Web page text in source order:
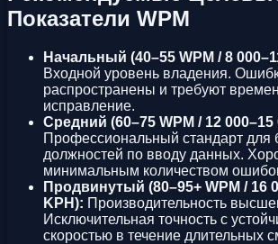
Показатели WPM
Начальный (40–55 WPM / 8
Входной уровень владения.
распространены и требуют
исправление.
Средний (60–75 WPM / 12 000–15
Профессиональный стандарт для
должностей по вводу данных.
минимальным количеством
Продвинутый (80–95+ WPM / 16
KPH): Производительность
Исключительная точность с
скоростью в течение длительных